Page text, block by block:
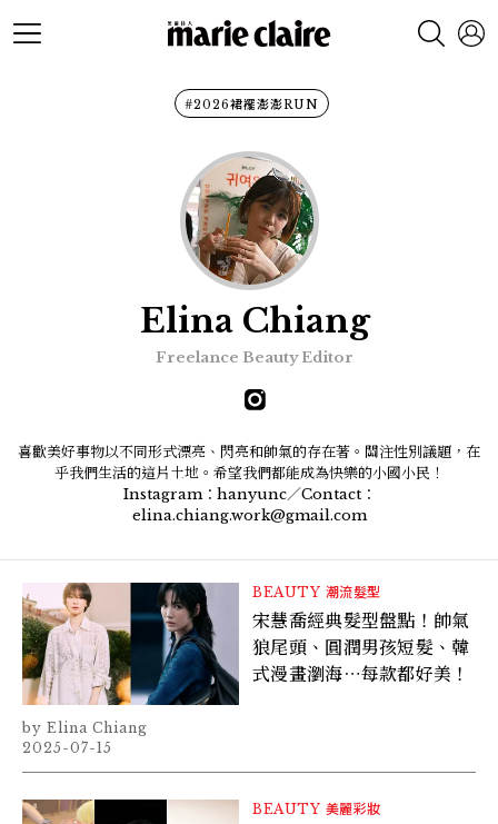
#2026裙襬澎澎RUN
Elina Chiang
Freelance Beauty Editor
喜歡美好事物以不同形式漂亮、閃亮和帥氣的存在著。關注性別議題，在
乎我們生活的這片土地。希望我們都能成為快樂的小國小民！
Instagram：hanyunc／Contact：
elina.chiang.work@gmail.com
BEAUTY 潮流髮型
宋慧喬經典髮型盤點！帥氣
狼尾頭、圓潤男孩短髮、韓
式漫畫瀏海⋯每款都好美！
Elina Chiang
2025-07-15
BEAUTY 美麗彩妝